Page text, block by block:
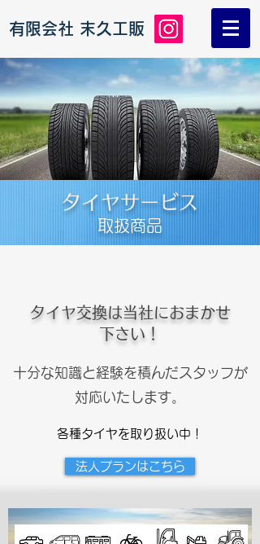
有限会社 末久工販
タイヤサービス
​取扱商品
タイヤ交換は当社におまかせ
下さい！
十分な知識と経験を積んだスタッフが
対応いたします。
各種タイヤを取り扱い中！
法人プランはこちら